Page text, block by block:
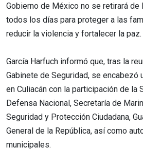
Gobierno de México no se retirará de
todos los días para proteger a las
reducir la violencia y fortalecer la paz.
García Harfuch informó que, tras la
Gabinete de Seguridad, se encabezó
en Culiacán con la participación de la
Defensa Nacional, Secretaría de
Seguridad y Protección Ciudadana,
General de la República, así como
municipales.